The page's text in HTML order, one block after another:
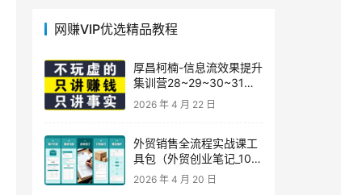
网赚VIP优选精品教程
厚昌柯楠-信息流效果提升
集训营28~29~30~31
期，智能投放·巨量AD/百
度优化·AI提效指南
2026 年 4 月 22 日
外贸销售全流程实战课工
具包（外贸创业笔记_10年
外贸经验）
2026 年 4 月 20 日